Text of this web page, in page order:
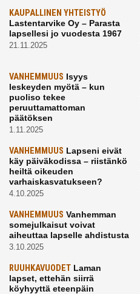
KAUPALLINEN YHTEISTYÖ
Lastentarvike Oy – Parasta
lapsellesi jo vuodesta 1967
21.11.2025
VANHEMMUUS Isyys
leskeyden myötä – kun
puoliso tekee
peruuttamattoman
päätöksen
1.11.2025
VANHEMMUUS Lapseni eivät
käy päiväkodissa – riistänkö
heiltä oikeuden
varhaiskasvatukseen?
4.10.2025
VANHEMMUUS Vanhemman
somejulkaisut voivat
aiheuttaa lapselle ahdistusta
3.10.2025
RUUHKAVUODET Laman
lapset, ettehän siirrä
köyhyyttä eteenpäin